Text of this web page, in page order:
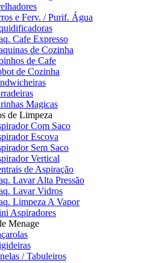
e Ferv. / Purif. Água
Cafe Expresso
de Cozinha
de Cafe
de Cozinha
Magicas
de Limpeza
Com Saco
Escova
Sem Saco
Vertical
de Aspiração
Lavar Alta Pressão
Lavar Vidros
Limpeza A Vapor
Aspiradores
Menage
/ Tabuleiros